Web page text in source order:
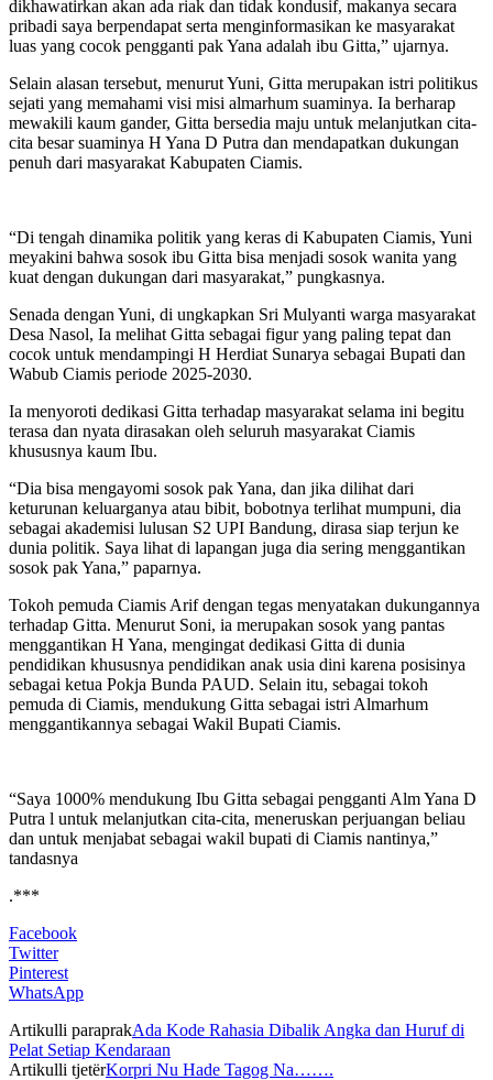
dikhawatirkan akan ada riak dan tidak kondusif, makanya secara
pribadi saya berpendapat serta menginformasikan ke masyarakat
luas yang cocok pengganti pak Yana adalah ibu Gitta,” ujarnya.
Selain alasan tersebut, menurut Yuni, Gitta merupakan istri politikus
sejati yang memahami visi misi almarhum suaminya. Ia berharap
mewakili kaum gander, Gitta bersedia maju untuk melanjutkan cita-
cita besar suaminya H Yana D Putra dan mendapatkan dukungan
penuh dari masyarakat Kabupaten Ciamis.
“Di tengah dinamika politik yang keras di Kabupaten Ciamis, Yuni
meyakini bahwa sosok ibu Gitta bisa menjadi sosok wanita yang
kuat dengan dukungan dari masyarakat,” pungkasnya.
Senada dengan Yuni, di ungkapkan Sri Mulyanti warga masyarakat
Desa Nasol, Ia melihat Gitta sebagai figur yang paling tepat dan
cocok untuk mendampingi H Herdiat Sunarya sebagai Bupati dan
Wabub Ciamis periode 2025-2030.
Ia menyoroti dedikasi Gitta terhadap masyarakat selama ini begitu
terasa dan nyata dirasakan oleh seluruh masyarakat Ciamis
khususnya kaum Ibu.
“Dia bisa mengayomi sosok pak Yana, dan jika dilihat dari
keturunan keluarganya atau bibit, bobotnya terlihat mumpuni, dia
sebagai akademisi lulusan S2 UPI Bandung, dirasa siap terjun ke
dunia politik. Saya lihat di lapangan juga dia sering menggantikan
sosok pak Yana,” paparnya.
Tokoh pemuda Ciamis Arif dengan tegas menyatakan dukungannya
terhadap Gitta. Menurut Soni, ia merupakan sosok yang pantas
menggantikan H Yana, mengingat dedikasi Gitta di dunia
pendidikan khususnya pendidikan anak usia dini karena posisinya
sebagai ketua Pokja Bunda PAUD. Selain itu, sebagai tokoh
pemuda di Ciamis, mendukung Gitta sebagai istri Almarhum
menggantikannya sebagai Wakil Bupati Ciamis.
“Saya 1000% mendukung Ibu Gitta sebagai pengganti Alm Yana D
Putra l untuk melanjutkan cita-cita, meneruskan perjuangan beliau
dan untuk menjabat sebagai wakil bupati di Ciamis nantinya,”
tandasnya
.***
Facebook
Twitter
Pinterest
WhatsApp
Artikulli paraprakAda Kode Rahasia Dibalik Angka dan Huruf di
Pelat Setiap Kendaraan
Artikulli tjetërKorpri Nu Hade Tagog Na…….